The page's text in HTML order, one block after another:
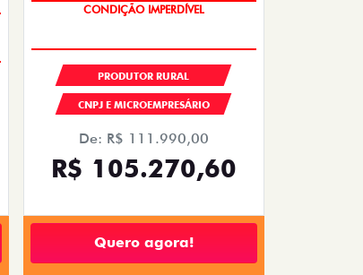
OPORTUNIDADE
PRODUTOR RURAL
CNPJ E MICROEMPRESÁRIO
De: R$ 111.990,00
R$ 105.270,60
Quero agora!